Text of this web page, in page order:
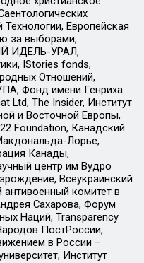
Европейская
за выборами,
ИДЕЛЬ-УРАЛ,
IStories fonds,
Отношений,
Фонд имени Генриха
Ltd, The Insider, Институт
и Восточной Европы,
Foundation, Канадский
Лорье,
Канады,
центр им Вудро
Всеукраинский
комитет в
Сахарова, Форум
Наций, Transparеncy
ПостРоссии,
в России –
Институт